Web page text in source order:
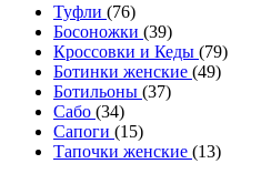
Туфли (76)
Босоножки (39)
Кроссовки и Кеды (79)
Ботинки женские (49)
Ботильоны (37)
Сабо (34)
Сапоги (15)
Тапочки женские (13)